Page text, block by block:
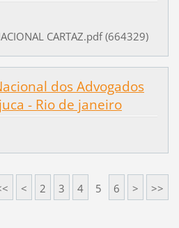
CARTAZ.pdf (664329)
dos Advogados
- Rio de janeiro
< 2 3 4 5 6 > >>